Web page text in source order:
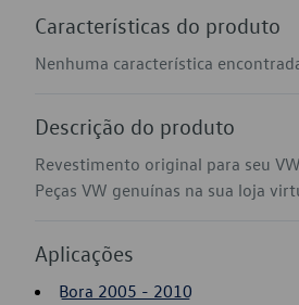
Características do produto
Nenhuma característica
Descrição do produto
Revestimento original para seu
Peças VW genuínas na sua loja
Aplicações
Bora 2005 - 2010